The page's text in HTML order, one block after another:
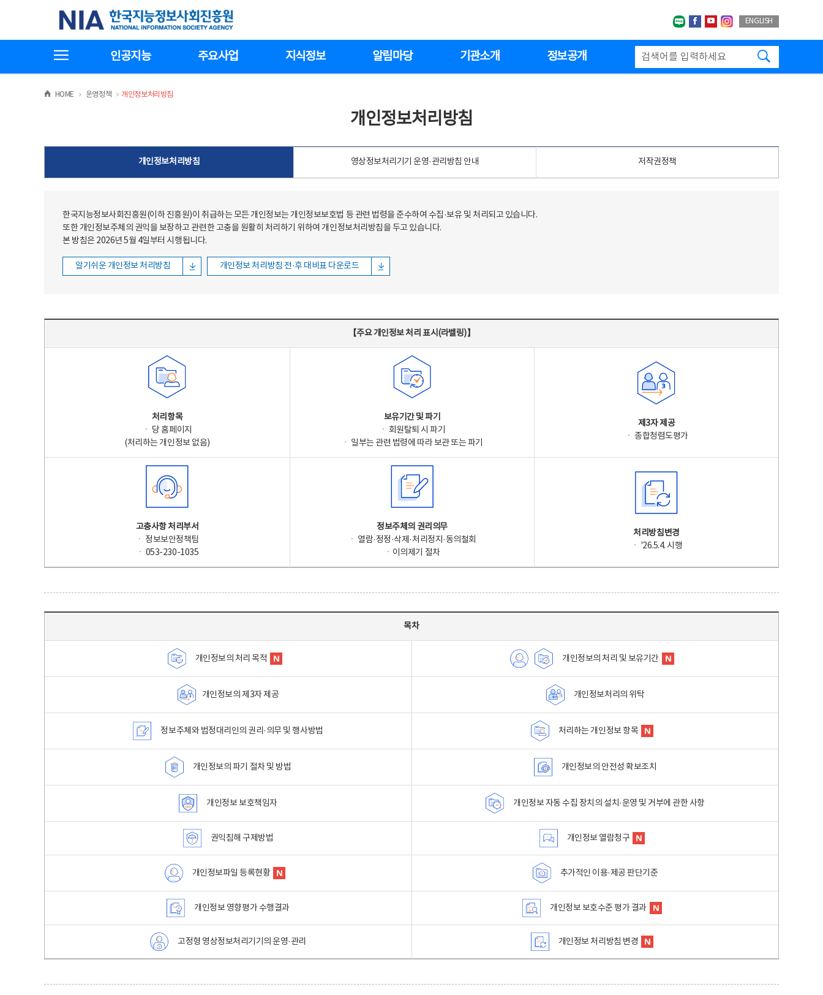
한국지능정보사회진흥원
네이버블로그
페이스북
유투브인스타그랩
ENGLISH
인공지능 주요사업 지식정보 알림마당 기관소개 정보공개
HOME >운영정책 >
개인정보처리방침
개인정보처리방침
개인정보처리방침 영상정보처리기기 운영·관리방침 안내 저작권정책
한국지능정보사회진흥원(이하 진흥원)이 취급하는 모든 개인정보는 개인정보보호법 등 관련 법령을 준수하여 수집·보유 및 처리되고 있습니다.
또한 개인정보주체의 권익을 보장하고 관련한 고충을 원활히 처리하기 위하여 개인정보처리방침을 두고 있습니다.
본 방침은 2026년 5월 4일부터 시행됩니다.
알기쉬운 개인정보 처리방침 개인정보 처리방침 전·후 대비표 다운로드
【주요 개인정보 처리 표시(라벨링)】
처리항목
ㆍ 당 홈페이지
(처리하는 개인정보 없음)
보유기간 및 파기
ㆍ 회원탈퇴 시 파기
ㆍ 일부는 관련 법령에 따라 보관 또는 파기
제3자 제공
ㆍ 종합청렴도평가
고충사항 처리부서
ㆍ 정보보안정책팀
ㆍ 053-230-1035
정보주체의 권리의무
ㆍ 열람·정정·삭제·처리정지·동의철회
ㆍ이의제기 절차
처리방침변경
ㆍ '26.5.4. 시행
목차
개인정보의 처리 목적 개인정보의 처리 및 보유기간
개인정보의 제3자 제공 개인정보처리의 위탁
정보주체와 법정대리인의 권리·의무 및 행사방법 처리하는 개인정보 항목
개인정보의 파기 절차 및 방법 개인정보의 안전성 확보조치
개인정보 보호책임자 개인정보 자동 수집 장치의 설치·운영 및 거부에 관한 사항
권익침해 구제방법 개인정보 열람청구
개인정보파일 등록현황 추가적인 이용·제공 판단기준
개인정보 영향평가 수행결과 개인정보 보호수준 평가 결과
고정형 영상정보처리기기의 운영·관리 개인정보 처리방침 변경